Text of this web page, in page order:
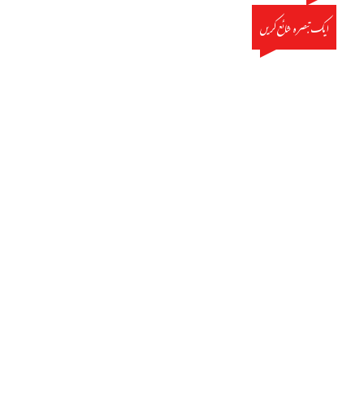
ایک تبصرہ شائع کریں